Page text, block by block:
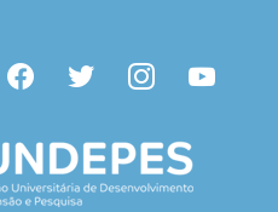
facebooktwitter instagramyoutube